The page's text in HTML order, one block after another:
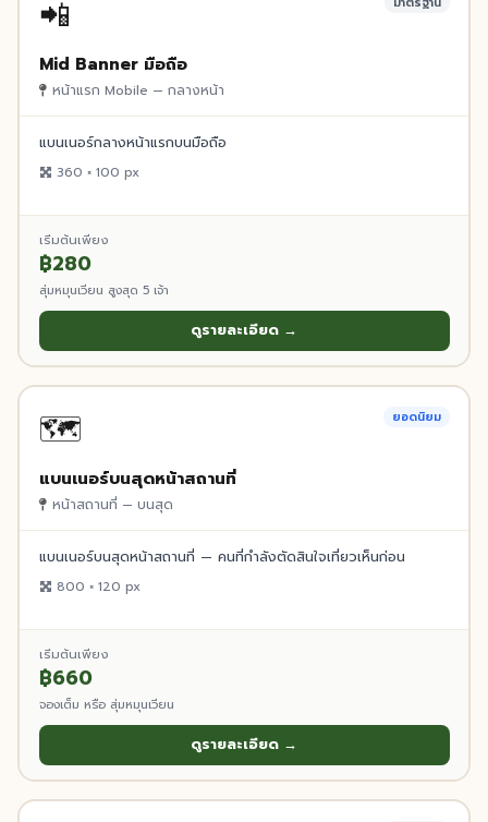
📲
Mid Banner มือถือ
หน้าแรก Mobile — กลางหน้า
แบนเนอร์กลางหน้าแรกบนมือถือ
360 × 100 px
เริ่มต้นเพียง
฿280
สุ่มหมุนเวียน สูงสุด 5 เจ้า
ดูรายละเอียด →
🗺️ ยอดนิยม
แบนเนอร์บนสุดหน้าสถานที่
หน้าสถานที่ — บนสุด
แบนเนอร์บนสุดหน้าสถานที่ — คนที่กำลังตัดสินใจเที่ยวเห็นก่อน
800 × 120 px
เริ่มต้นเพียง
฿660
จองเต็ม หรือ สุ่มหมุนเวียน
ดูรายละเอียด →